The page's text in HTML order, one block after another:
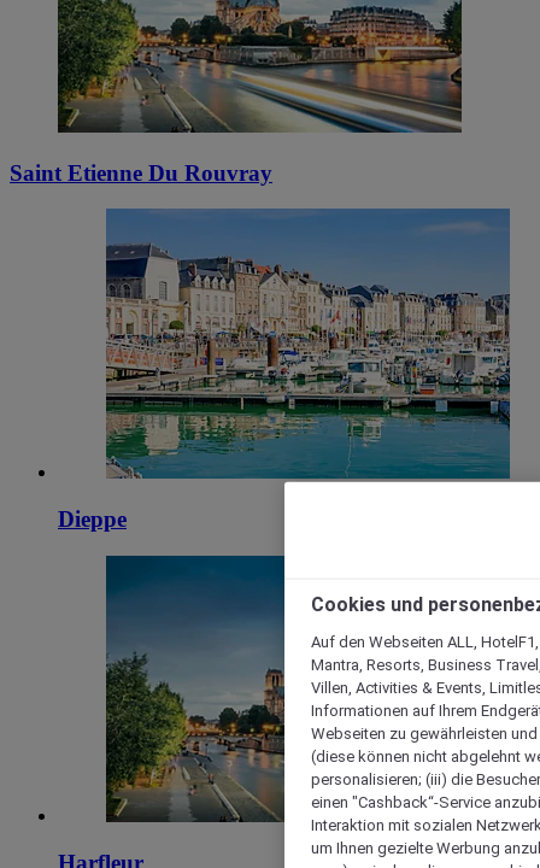
Saint Etienne Du Rouvray
Dieppe
Harfleur
Cookies und
Auf den Webseiten ALL,
Mantra, Resorts, Business
Villen, Activities & Events,
Informationen auf Ihrem
Webseiten zu gewährleisten
(diese können nicht abgelehnt
personalisieren; (iii) die
einen "Cashback“-Service
Interaktion mit sozialen
um Ihnen gezielte Werbung